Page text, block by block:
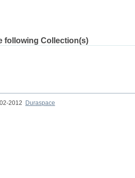
following Collection(s)
2012
Duraspace